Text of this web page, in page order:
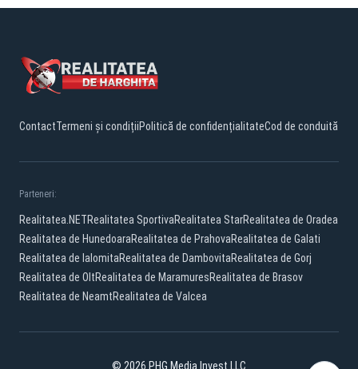
ContactTermeni și condițiiPolitică de confidențialitateCod de conduită
Parteneri:
Realitatea.NETRealitatea SportivaRealitatea StarRealitatea de Oradea
Realitatea de HunedoaraRealitatea de PrahovaRealitatea de Galati
Realitatea de IalomitaRealitatea de DambovitaRealitatea de Gorj
Realitatea de OltRealitatea de MaramuresRealitatea de Brasov
Realitatea de NeamtRealitatea de Valcea
© 2026 PHG Media Invest LLC